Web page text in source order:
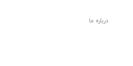
درباره ما